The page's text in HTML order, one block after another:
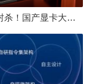
被美国封杀！国产显卡大厂：中国GPU不存在至暗时刻